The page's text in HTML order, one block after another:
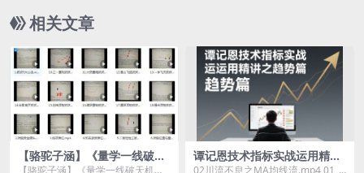
相关文章
【骆驼子涵】《量学一线破天
机，二点定乾坤的抓妖系统
【骆驼子涵】《量学一线破天机，
谭记恩技术指标实战运用精讲
之趋势篇
02川流不息之MA均线流.mp4 01_